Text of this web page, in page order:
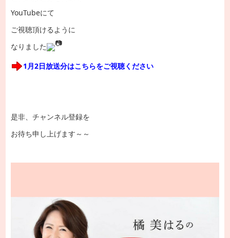
YouTubeにて
ご視聴頂けるように
なりました
1月2日放送分はこちらをご視聴ください
是非、チャンネル登録を
お待ち申し上げます～～